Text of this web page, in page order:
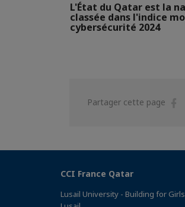
L'État du Qatar est la
classée dans l'indice
cybersécurité 2024
Partager cette page
CCI France Qatar
Lusail University - Building for Girls